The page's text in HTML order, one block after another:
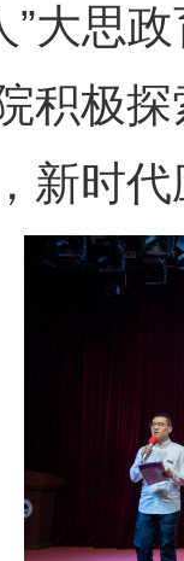
大思
积极
新时